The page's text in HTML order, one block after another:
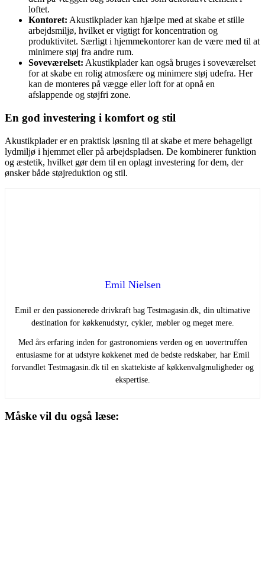
loftet.
Kontoret: Akustikplader kan hjælpe med at skabe et stille
arbejdsmiljø, hvilket er vigtigt for koncentration og
produktivitet. Særligt i hjemmekontorer kan de være med til at
minimere støj fra andre rum.
Soveværelset: Akustikplader kan også bruges i soveværelset
for at skabe en rolig atmosfære og minimere støj udefra. Her
kan de monteres på vægge eller loft for at opnå en
afslappende og støjfri zone.
En god investering i komfort og stil
Akustikplader er en praktisk løsning til at skabe et mere behageligt
lydmiljø i hjemmet eller på arbejdspladsen. De kombinerer funktion
og æstetik, hvilket gør dem til en oplagt investering for dem, der
ønsker både støjreduktion og stil.
Emil Nielsen
Emil er den passionerede drivkraft bag Testmagasin.dk, din ultimative
destination for køkkenudstyr, cykler, møbler og meget mere.
Med års erfaring inden for gastronomiens verden og en uovertruffen
entusiasme for at udstyre køkkenet med de bedste redskaber, har Emil
forvandlet Testmagasin.dk til en skattekiste af køkkenvalgmuligheder og
ekspertise.
Måske vil du også læse: